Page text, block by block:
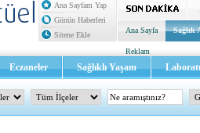
Ana Sayfam Yap
Günün Haberleri
Sitene Ekle
Ana Sayfa Sağlık
Reklam
Eczaneler Sağlıklı Yaşam